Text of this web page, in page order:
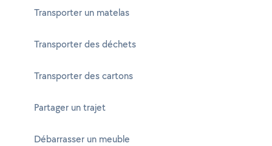
Transporter un matelas
Transporter des déchets
Transporter des cartons
Partager un trajet
Débarrasser un meuble